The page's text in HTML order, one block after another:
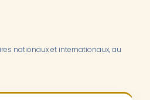
nationaux et internationaux, au